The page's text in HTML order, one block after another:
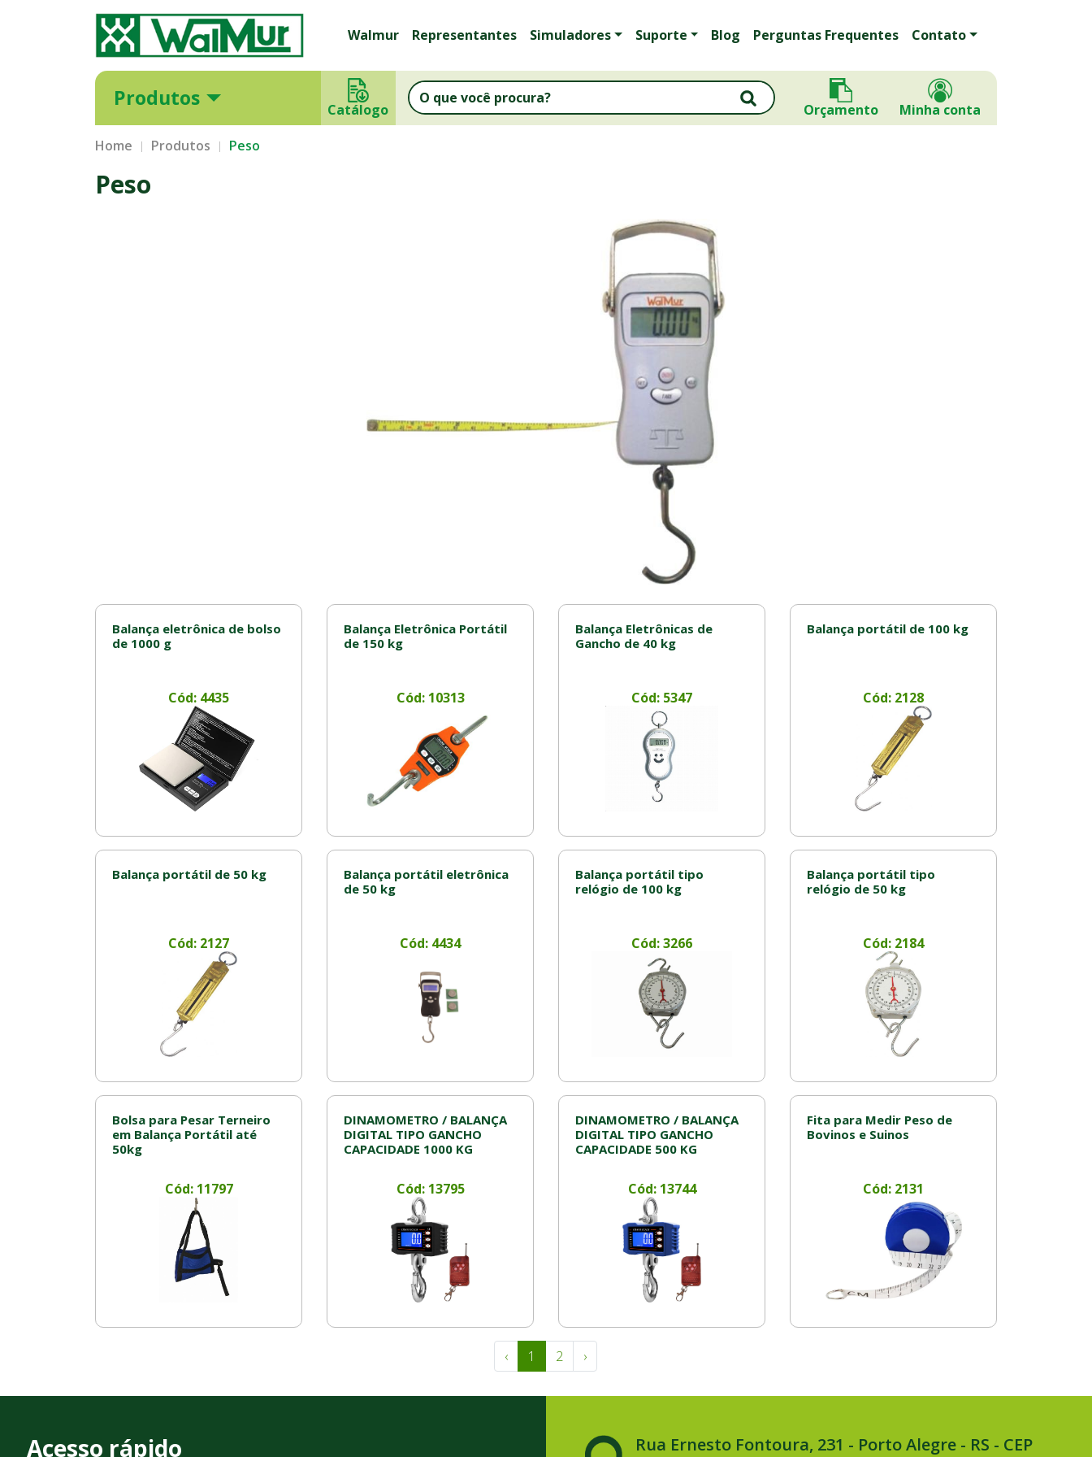
Walmur Representantes Simuladores Suporte Blog Perguntas Frequentes Contato
Produtos Catálogo Orçamento Minha conta
Home Produtos Peso
Peso
Balança eletrônica de bolso
de 1000 g
Cód: 4435
Balança Eletrônica Portátil
de 150 kg
Cód: 10313
Balança Eletrônicas de
Gancho de 40 kg
Cód: 5347
Balança portátil de 100 kg
Cód: 2128
Balança portátil de 50 kg
Cód: 2127
Balança portátil eletrônica
de 50 kg
Cód: 4434
Balança portátil tipo
relógio de 100 kg
Cód: 3266
Balança portátil tipo
relógio de 50 kg
Cód: 2184
Bolsa para Pesar Terneiro
em Balança Portátil até
50kg
Cód: 11797
DINAMOMETRO / BALANÇA
DIGITAL TIPO GANCHO
CAPACIDADE 1000 KG
Cód: 13795
DINAMOMETRO / BALANÇA
DIGITAL TIPO GANCHO
CAPACIDADE 500 KG
Cód: 13744
Fita para Medir Peso de
Bovinos e Suinos
Cód: 2131
‹ 1 2 ›
Acesso rápido
Rua Ernesto Fontoura, 231 - Porto Alegre - RS - CEP